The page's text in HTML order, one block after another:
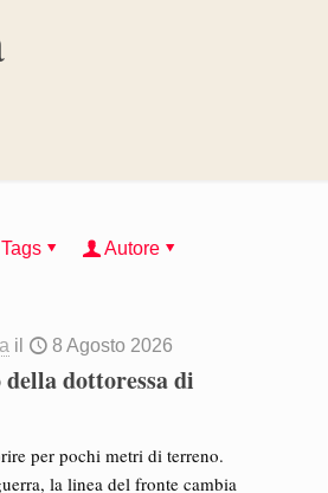
Tags Autore
il 8 Agosto 2026
dottoressa di
per pochi metri di terreno.
la linea del fronte cambia